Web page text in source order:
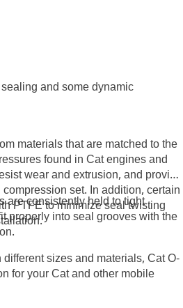
and some dynamic
materials that are matched to the
found in Cat engines and
wear and extrusion, and provide
set. In addition, certain
PTFE to minimize seal twisting
are consistently held to tight
properly into seal grooves with the
sizes and materials, Cat O-
for your Cat and other mobile